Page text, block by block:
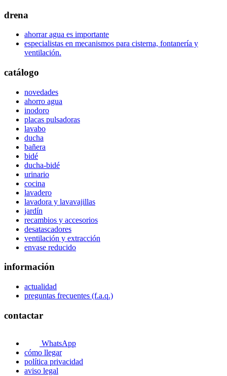
drena
ahorrar agua es importante
especialistas en mecanismos para cisterna, fontanería y
ventilación.
catálogo
novedades
ahorro agua
inodoro
placas pulsadoras
lavabo
ducha
bañera
bidé
ducha-bidé
urinario
cocina
lavadero
lavadora y lavavajillas
jardín
recambios y accesorios
desatascadores
ventilación y extracción
envase reducido
información
actualidad
preguntas frecuentes (f.a.q.)
contactar
WhatsApp
cómo llegar
política privacidad
aviso legal